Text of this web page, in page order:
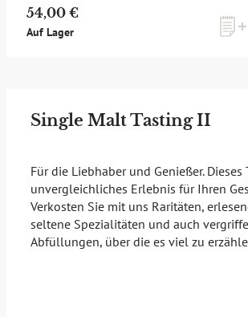
54,00 €
Auf Lager
Single Malt Tasting II
Für die Liebhaber und Genießer. Dieses
unvergleichliches Erlebnis für Ihren
Verkosten Sie mit uns Raritäten,
seltene Spezialitäten und auch
Abfüllungen, über die es viel zu